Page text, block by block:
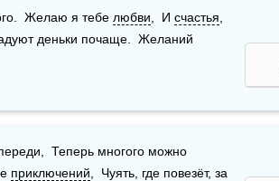
Желаю я тебе любви ,  И счастья
деньки почаще.  Желаний
Теперь многого можно
приключений ,  Чуять, где повезёт, за